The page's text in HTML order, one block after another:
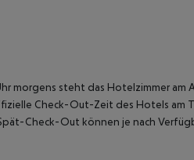
morgens steht das Hotelzimmer
Check-Out-Zeit des Hotels am
Check-Out können je nach